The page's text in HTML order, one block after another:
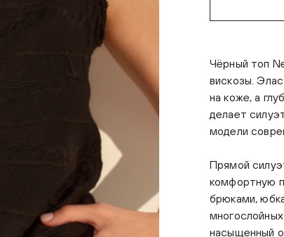
Чёрный топ
вискозы.
на коже, а
делает
модели
Прямой
комфортную
брюками,
насыщенный